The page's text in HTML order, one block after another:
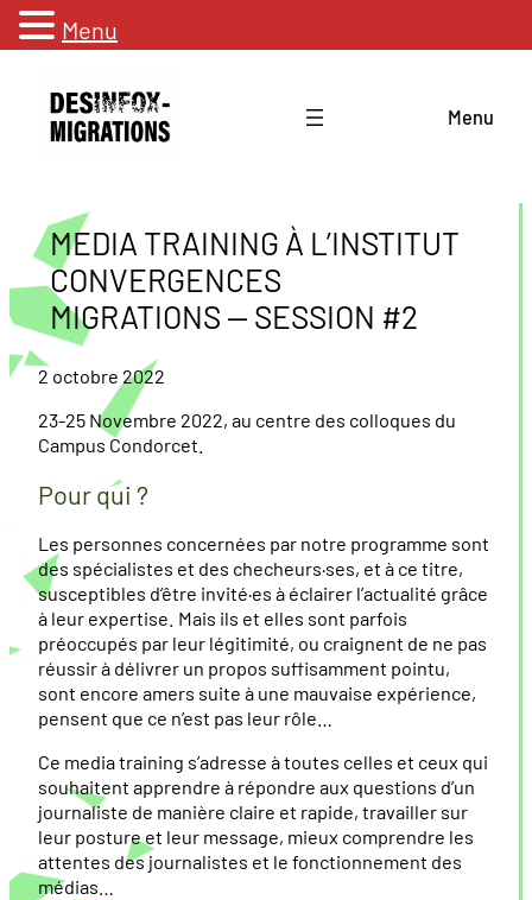
contenu
Menu
MEDIA TRAINING À L’INSTITUT
CONVERGENCES
MIGRATIONS — SESSION #2
2 octobre 2022
23-25 Novembre 2022, au centre des colloques du
Campus Condorcet.
Pour qui ?
Les personnes concernées par notre programme sont
des spécialistes et des checheurs·ses, et à ce titre,
susceptibles d’être invité·es à éclairer l’actualité grâce
à leur expertise. Mais ils et elles sont parfois
préoccupés par leur légitimité, ou craignent de ne pas
réussir à délivrer un propos suffisamment pointu,
sont encore amers suite à une mauvaise expérience,
pensent que ce n’est pas leur rôle…
Ce media training s’adresse à toutes celles et ceux qui
souhaitent apprendre à répondre aux questions d’un
journaliste de manière claire et rapide, travailler sur
leur posture et leur message, mieux comprendre les
attentes des journalistes et le fonctionnement des
médias…
Menu